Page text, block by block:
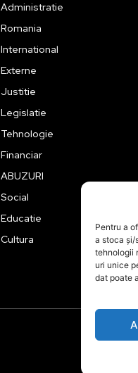
Pentru a
a stoca și/
tehnologii
uri unice
dat poate
Administratie
Romania
International
Externe
Justitie
Legislatie
Tehnologie
Financiar
ABUZURI
Social
Educatie
Cultura